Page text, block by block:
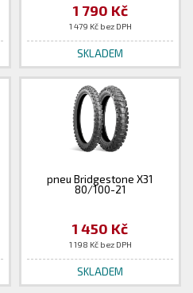
1 790 Kč
1 479 Kč bez DPH
SKLADEM
pneu Bridgestone X31
80/100-21
1 450 Kč
1 198 Kč bez DPH
SKLADEM